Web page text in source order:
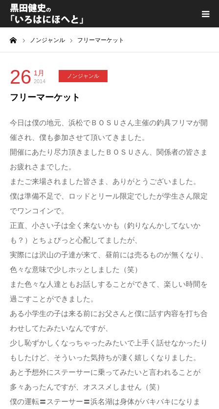
ノンジャンル フリーマーケット
26 1月
2014
ノンジャンル
フリーマーケット
今日は僕の地元、浜松でＢＯＳＵさん主催の釣具フリマが開
催され、僕も参加させて頂いてきました。
開催にあたり尽力頂きましたＢＯＳＵさん、関係者の皆さま
お疲れさまでした。
またご来場されました皆さま、ありがとうございました。
僕は準備不足で、ロッドとリール限定でしたが学生さん限定
でワンコインで。
正直、小さい子は全く来ないかも（釣りなんかしてないか
も？）とちょびっと心配してましたが、
実際には沢山の子達が来て、昼前には売るものが無くなり、
色々な意味で少しホッとしました（笑）
また色々な人達ともお話しすることができて、楽しい時間を
過ごすことができました。
ある小学生の子は来る前にお父さんと僕に話す内容を打ち合
わせしてたみたいなんですが、
少し恥ずかしくなっちゃったみたいで上手く話せなかったり
もしたけど、そういった気持ちが凄く嬉しくなりました。
あと予想外にステーサーに乗ってみたいと言われることが
多々あったんですが、オススメしません（笑）
僕の運転〓ステーサー〓浜名湖は身体がバキバキになりま
黒田健史プロフィール
カテゴリ一覧
喫茶KURODA
YouTube｜Kuro channel
メディア出演
プライバシーポリシー